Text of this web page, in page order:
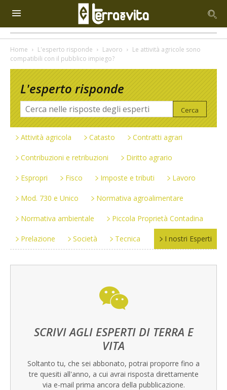
Home L'esperto risponde Lavoro
Le attività agricole sono
compatibili con il pubblico impiego?
L'esperto risponde
Attività agricola Catasto Contratti agrari
Contribuzioni e retribuzioni Diritto agrario
Espropri Fisco Imposte e tributi Lavoro
Mod. 730 e Unico Normativa agroalimentare
Normativa ambientale Piccola Proprietà Contadina
Prelazione Società Tecnica I nostri Esperti
SCRIVI AGLI ESPERTI DI TERRA E
VITA
Soltanto tu, che sei abbonato, potrai proporre fino a
tre quesiti all'anno, a cui avrai risposta direttamente
via e-mail prima ancora della pubblicazione.